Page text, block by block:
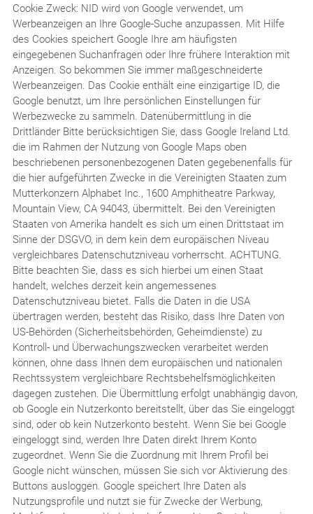
Cookie Zweck: NID wird von Google verwendet, um
Werbeanzeigen an Ihre Google-Suche anzupassen. Mit Hilfe
des Cookies speichert Google Ihre am häufigsten
eingegebenen Suchanfragen oder Ihre frühere Interaktion mit
Anzeigen. So bekommen Sie immer maßgeschneiderte
Werbeanzeigen. Das Cookie enthält eine einzigartige ID, die
Google benutzt, um Ihre persönlichen Einstellungen für
Werbezwecke zu sammeln. Datenübermittlung in die
Drittländer Bitte berücksichtigen Sie, dass Google Ireland Ltd.
die im Rahmen der Nutzung von Google Maps oben
beschriebenen personenbezogenen Daten gegebenenfalls für
die hier aufgeführten Zwecke in die Vereinigten Staaten zum
Mutterkonzern Alphabet Inc., 1600 Amphitheatre Parkway,
Mountain View, CA 94043, übermittelt. Bei den Vereinigten
Staaten von Amerika handelt es sich um einen Drittstaat im
Sinne der DSGVO, in dem kein dem europäischen Niveau
vergleichbares Datenschutzniveau vorherrscht. ACHTUNG.
Bitte beachten Sie, dass es sich hierbei um einen Staat
handelt, welches derzeit kein angemessenes
Datenschutzniveau bietet. Falls die Daten in die USA
übertragen werden, besteht das Risiko, dass Ihre Daten von
US-Behörden (Sicherheitsbehörden, Geheimdienste) zu
Kontroll- und Überwachungszwecken verarbeitet werden
können, ohne dass Ihnen dem europäischen und nationalen
Rechtssystem vergleichbare Rechtsbehelfsmöglichkeiten
dagegen zustehen. Die Übermittlung erfolgt unabhängig davon,
ob Google ein Nutzerkonto bereitstellt, über das Sie eingeloggt
sind, oder ob kein Nutzerkonto besteht. Wenn Sie bei Google
eingeloggt sind, werden Ihre Daten direkt Ihrem Konto
zugeordnet. Wenn Sie die Zuordnung mit Ihrem Profil bei
Google nicht wünschen, müssen Sie sich vor Aktivierung des
Buttons ausloggen. Google speichert Ihre Daten als
Nutzungsprofile und nutzt sie für Zwecke der Werbung,